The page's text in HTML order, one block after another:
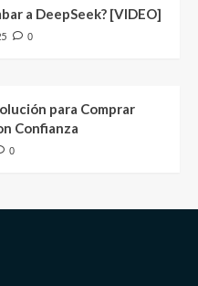
a DeepSeek? [VIDEO]
0
para Comprar
Confianza
0